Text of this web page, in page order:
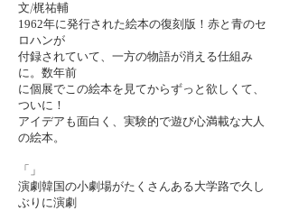
文/梶祐輔
1962年に発行された絵本の復刻版！赤と青のセ
ロハンが
付録されていて、一方の物語が消える仕組み
に。数年前
に個展でこの絵本を見てからずっと欲しくて、
ついに！
アイデアも面白く、実験的で遊び心満載な大人
の絵本。
「」
演劇韓国の小劇場がたくさんある大学路で久し
ぶりに演劇